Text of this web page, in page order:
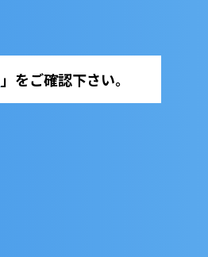
」をご確認下さい。